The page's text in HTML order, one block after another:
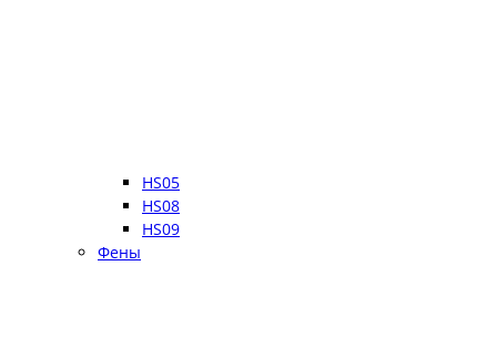
HS05
HS08
HS09
Фены